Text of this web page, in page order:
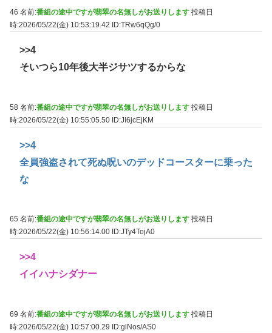
46 名前:番組の途中ですが翡翠の名無しがお送りします 投稿日
時:2026/05/22(金) 10:53:19.42
ID:TRw6qQg/0
>>4
そいつら10年後大半ジサツするからな
58 名前:番組の途中ですが翡翠の名無しがお送りします 投稿日
時:2026/05/22(金) 10:55:05.50 ID:JI6jcEjKM
>>4
全員強盗されて死ぬ呪いのデッドコースターに乗った
な
65 名前:番組の途中ですが翡翠の名無しがお送りします 投稿日
時:2026/05/22(金) 10:56:14.00 ID:JTy4TojA0
>>4
イイハナシダナー
69 名前:番組の途中ですが翡翠の名無しがお送りします 投稿日
時:2026/05/22(金) 10:57:00.29
ID:glNos/AS0